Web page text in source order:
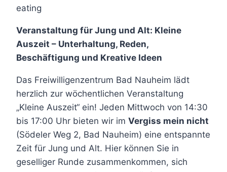
Veranstaltung für Jung und Alt: Kleine
Auszeit – Unterhaltung, Reden,
Beschäftigung und Kreative Ideen
Das Freiwilligenzentrum Bad Nauheim lädt
herzlich zur wöchentlichen Veranstaltung
„Kleine Auszeit“ ein! Jeden Mittwoch von 14:30
bis 17:00 Uhr bieten wir im Vergiss mein nicht
(Södeler Weg 2, Bad Nauheim) eine entspannte
Zeit für Jung und Alt. Hier können Sie in
geselliger Runde zusammenkommen, sich